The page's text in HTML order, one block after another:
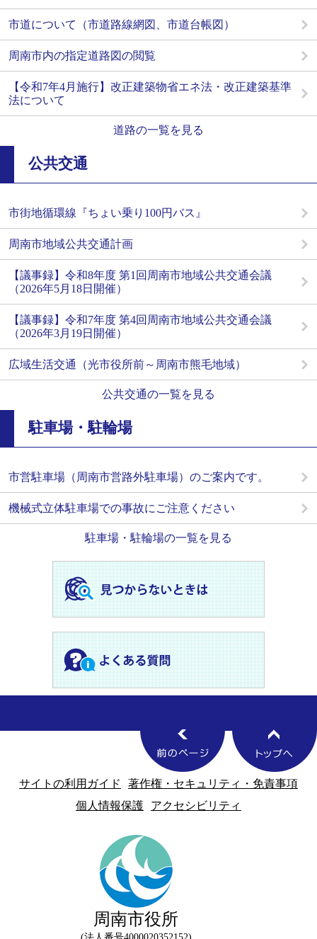
市道について（市道路線網図、市道台帳図）
周南市内の指定道路図の閲覧
【令和7年4月施行】改正建築物省エネ法・改正建築基準
法について
道路の一覧を見る
公共交通
市街地循環線『ちょい乗り100円バス』
周南市地域公共交通計画
【議事録】令和8年度 第1回周南市地域公共交通会議
（2026年5月18日開催）
【議事録】令和7年度 第4回周南市地域公共交通会議
（2026年3月19日開催）
広域生活交通（光市役所前～周南市熊毛地域）
公共交通の一覧を見る
駐車場・駐輪場
市営駐車場（周南市営路外駐車場）のご案内です。
機械式立体駐車場での事故にご注意ください
駐車場・駐輪場の一覧を見る
サイトの利用ガイド
著作権・セキュリティ・免責事項
個人情報保護
アクセシビリティ
周南市役所
法人番号4000020352152